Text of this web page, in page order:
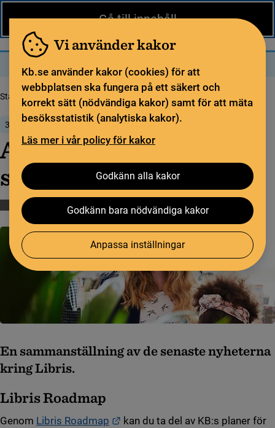
Gå till innehåll
Vi använder kakor
Kb.se använder kakor (cookies) för att
webbplatsen ska fungera på ett säkert och
korrekt sätt (nödvändiga kakor) samt för att mäta
besöksstatistik (analytiska kakor).
Läs mer i vår policy för kakor
Godkänn alla kakor
Godkänn bara nödvändiga kakor
Anpassa inställningar
Startsida Nytt från KB Aktu­ellt från Libris: september 2022
30 september 2022
Aktu­ellt från Libris:
september 2022
Libris
En sammanställning av de senaste nyheterna
kring Libris.
Libris Roadmap
Genom Libris Roadmap Länk till annan webbplats.
kan du ta del av KB:s planer för